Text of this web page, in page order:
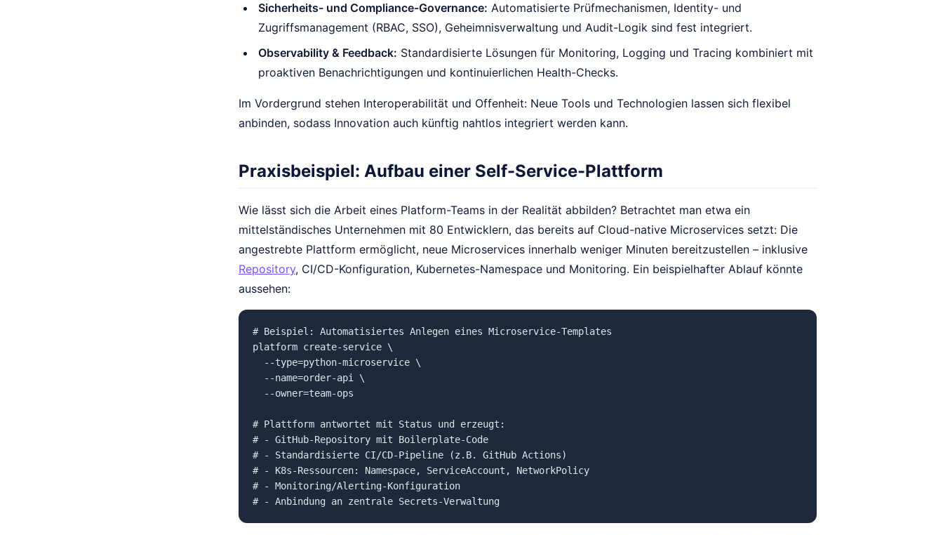
Sicherheits- und Compliance-Governance: Automatisierte Prüfmechanismen, Identity- und
Zugriffsmanagement (RBAC, SSO), Geheimnisverwaltung und Audit-Logik sind fest integriert.
Observability & Feedback: Standardisierte Lösungen für Monitoring, Logging und Tracing kombiniert mit
proaktiven Benachrichtigungen und kontinuierlichen Health-Checks.
Im Vordergrund stehen Interoperabilität und Offenheit: Neue Tools und Technologien lassen sich flexibel
anbinden, sodass Innovation auch künftig nahtlos integriert werden kann.
Praxisbeispiel: Aufbau einer Self-Service-Plattform
Wie lässt sich die Arbeit eines Platform-Teams in der Realität abbilden? Betrachtet man etwa ein
mittelständisches Unternehmen mit 80 Entwicklern, das bereits auf Cloud-native Microservices setzt: Die
angestrebte Plattform ermöglicht, neue Microservices innerhalb weniger Minuten bereitzustellen – inklusive
Repository, CI/CD-Konfiguration, Kubernetes-Namespace und Monitoring. Ein beispielhafter Ablauf könnte
aussehen:
# Beispiel: Automatisiertes Anlegen eines Microservice-Templates
platform create-service \
  --type=python-microservice \
  --name=order-api \
  --owner=team-ops
# Plattform antwortet mit Status und erzeugt:
# - GitHub-Repository mit Boilerplate-Code
# - Standardisierte CI/CD-Pipeline (z.B. GitHub Actions)
# - K8s-Ressourcen: Namespace, ServiceAccount, NetworkPolicy
# - Monitoring/Alerting-Konfiguration